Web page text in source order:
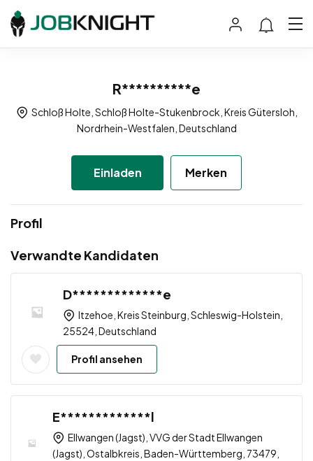
R**********e
Schloß Holte, Schloß Holte-Stukenbrock, Kreis Gütersloh,
Nordrhein-Westfalen, Deutschland
Einladen Merken
Profil
Verwandte Kandidaten
D*************e
Itzehoe, Kreis Steinburg, Schleswig-Holstein,
25524, Deutschland
Profil ansehen
E*************l
Ellwangen (Jagst), VVG der Stadt Ellwangen
(Jagst), Ostalbkreis, Baden-Württemberg, 73479,